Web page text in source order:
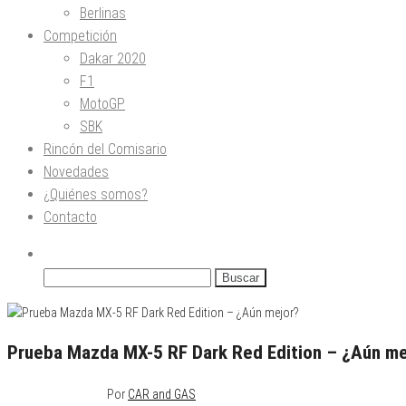
Berlinas
Competición
Dakar 2020
F1
MotoGP
SBK
Rincón del Comisario
Novedades
¿Quiénes somos?
Contacto
Prueba Mazda MX-5 RF Dark Red Edition – ¿Aún
Por CAR and GAS